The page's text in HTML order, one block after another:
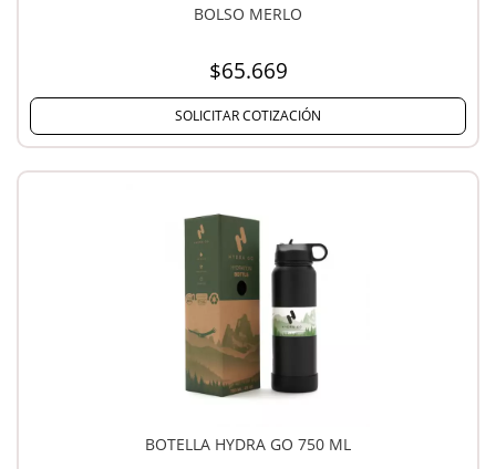
BOLSO MERLO
$65.669
SOLICITAR COTIZACIÓN
BOTELLA HYDRA GO 750 ML